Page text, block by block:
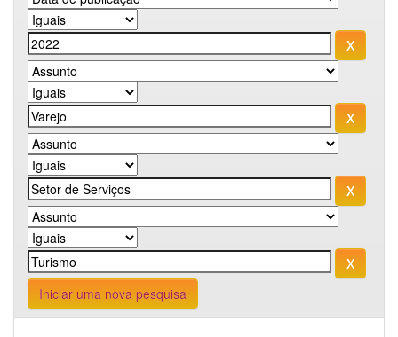
Iniciar uma nova pesquisa